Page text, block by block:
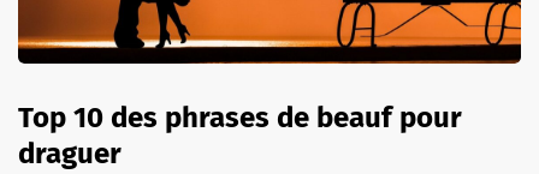
Top 10 des phrases de beauf pour
draguer